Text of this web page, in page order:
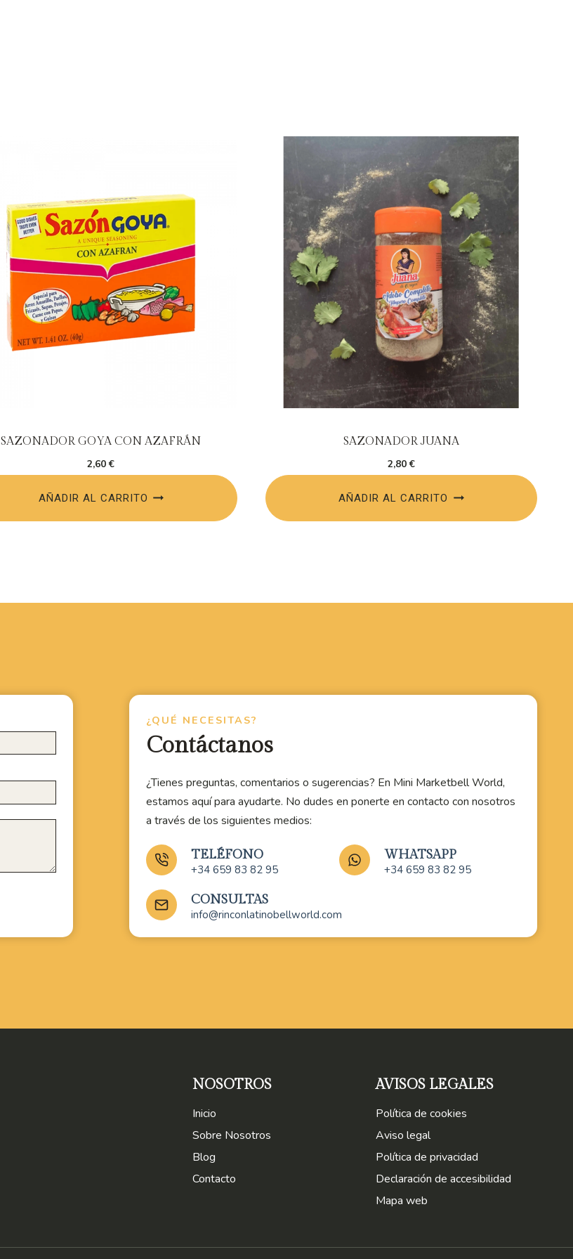
SAZONADOR GOYA CON AZAFRÁN
2,60€
AÑADIR AL CARRITO
SAZONADOR JUANA
2,80€
AÑADIR AL CARRITO
¿QUÉ NECESITAS?
Contáctanos
¿Tienes preguntas, comentarios o sugerencias? En Mini Marketbell World,
estamos aquí para ayudarte. No dudes en ponerte en contacto con nosotros
a través de los siguientes medios:
TELÉFONO
+34 659 83 82 95
WHATSAPP
+34 659 83 82 95
CONSULTAS
info@rinconlatinobellworld.com
NOSOTROS
Inicio
Sobre Nosotros
Blog
Contacto
AVISOS LEGALES
Política de cookies
Aviso legal
Política de privacidad
Declaración de accesibilidad
Mapa web